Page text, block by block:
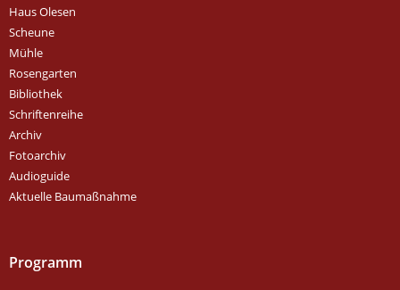
Haus Olesen
Scheune
Mühle
Rosengarten
Bibliothek
Schriftenreihe
Archiv
Fotoarchiv
Audioguide
Aktuelle Baumaßnahme
Programm